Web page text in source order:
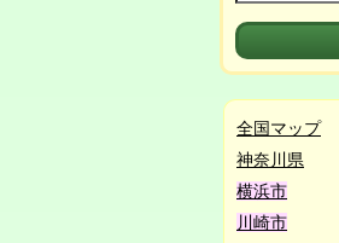
全国マップ
神奈川県
横浜市
川崎市